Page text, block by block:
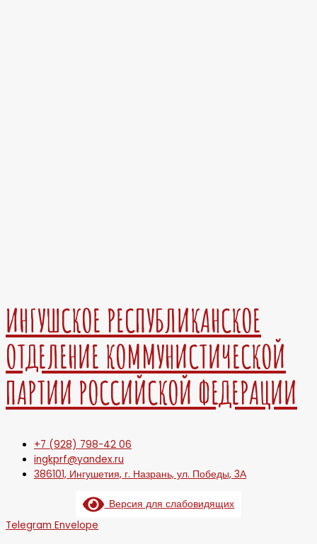
ИНГУШСКОЕ РЕСПУБЛИКАНСКОЕ
ОТДЕЛЕНИЕ КОММУНИСТИЧЕСКОЙ
ПАРТИИ РОССИЙСКОЙ ФЕДЕРАЦИИ
+7 (928) 798-42 06
ingkprf@yandex.ru
386101, Ингушетия, г. Назрань, ул. Победы, 3А
Версия для слабовидящих
Telegram Envelope